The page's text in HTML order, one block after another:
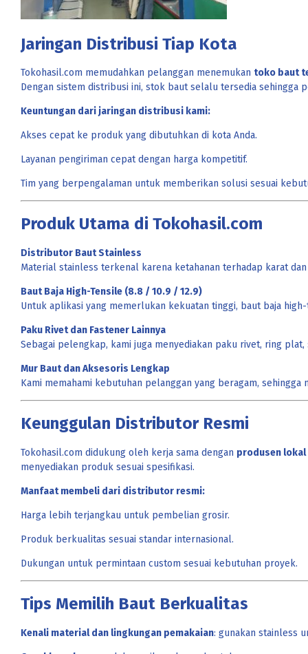
Jaringan Distribusi Tiap Kota
Tokohasil.com memudahkan pelanggan menemukan toko baut
Dengan sistem distribusi ini, stok baut selalu tersedia sehingga
Keuntungan dari jaringan distribusi kami:
Akses cepat ke produk yang dibutuhkan di kota Anda.
Layanan pengiriman cepat dengan harga kompetitif.
Tim yang berpengalaman untuk memberikan solusi sesuai
Produk Utama di Tokohasil.com
Distributor Baut Stainless
Material stainless terkenal karena ketahanan terhadap karat
Baut Baja High-Tensile (8.8 / 10.9 / 12.9)
Untuk aplikasi yang memerlukan kekuatan tinggi, baut baja
Paku Rivet dan Fastener Lainnya
Sebagai pelengkap, kami juga menyediakan paku rivet, ring
Mur Baut dan Aksesoris Lengkap
Kami memahami kebutuhan pelanggan yang beragam,
Keunggulan Distributor Resmi
Tokohasil.com didukung oleh kerja sama dengan produsen lokal
menyediakan produk sesuai spesifikasi.
Manfaat membeli dari distributor resmi:
Harga lebih terjangkau untuk pembelian grosir.
Produk berkualitas sesuai standar internasional.
Dukungan untuk permintaan custom sesuai kebutuhan proyek.
Tips Memilih Baut Berkualitas
Kenali material dan lingkungan pemakaian: gunakan stainless